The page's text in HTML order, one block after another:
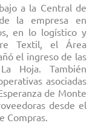
a la Central de
la empresa en
en lo logístico y
Textil, el Área
el ingreso de las
Hoja. También
asociadas
de Monte
desde el
Compras.